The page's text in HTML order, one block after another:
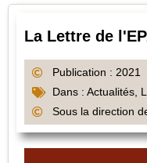
La Lettre de
Publication : 2021
Dans : Actualités,
Sous la direction